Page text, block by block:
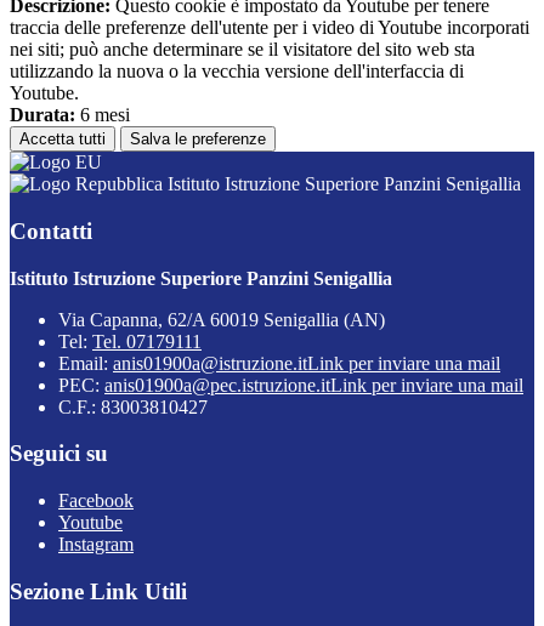
Descrizione: Questo cookie è impostato da Youtube per tenere
traccia delle preferenze dell'utente per i video di Youtube incorporati
nei siti; può anche determinare se il visitatore del sito web sta
utilizzando la nuova o la vecchia versione dell'interfaccia di
Youtube.
Durata: 6 mesi
Accetta tutti Salva le preferenze
Istituto Istruzione Superiore Panzini Senigallia
Contatti
Istituto Istruzione Superiore Panzini Senigallia
Via Capanna, 62/A 60019 Senigallia (AN)
Tel: Tel. 07179111
Email: anis01900a@istruzione.itLink per inviare una mail
PEC: anis01900a@pec.istruzione.itLink per inviare una mail
C.F.: 83003810427
Seguici su
Facebook
Youtube
Instagram
Sezione Link Utili